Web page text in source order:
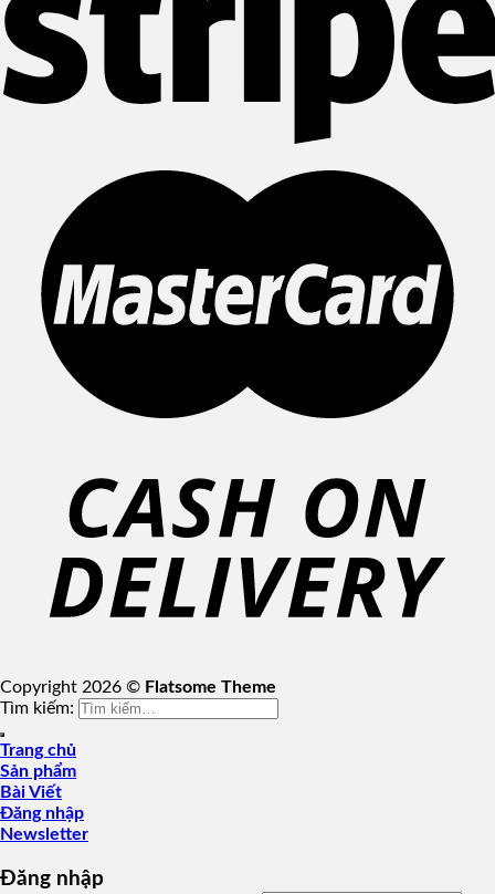
Copyright 2026 © Flatsome Theme
Tìm kiếm:
Trang chủ
Sản phẩm
Bài Viết
Đăng nhập
Newsletter
Đăng nhập